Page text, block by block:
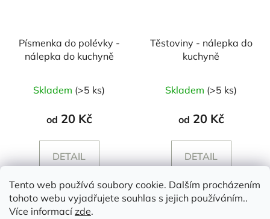
Tento web používá soubory cookie. Dalším procházením
tohoto webu vyjadřujete souhlas s jejich používáním..
Více informacízde.
Písmenka do polévky -
nálepka do kuchyně
Skladem (>5 ks)
od 20 Kč
DETAIL
Těstoviny - nálepka do
kuchyně
Skladem (>5 ks)
od 20 Kč
DETAIL